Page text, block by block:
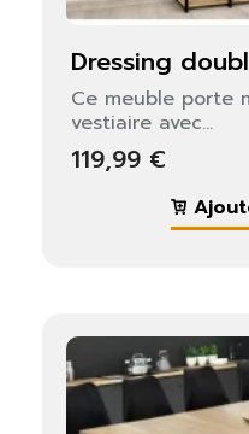
dressing
Ce meuble porte
vestiaire avec...
119,99 €